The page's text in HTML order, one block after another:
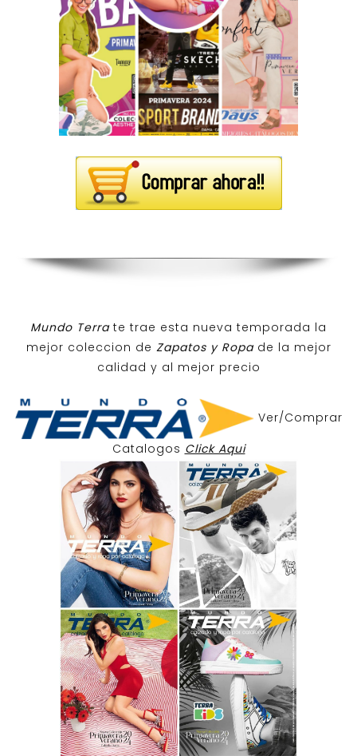
Mundo Terra te trae esta nueva temporada la
mejor coleccion de Zapatos y Ropa de la mejor
calidad y al mejor precio
Ver/Comprar
Catalogos Click Aqui